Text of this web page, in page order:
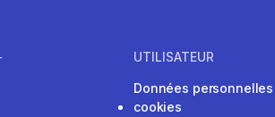
UTILISATEUR
Données personnelles
cookies